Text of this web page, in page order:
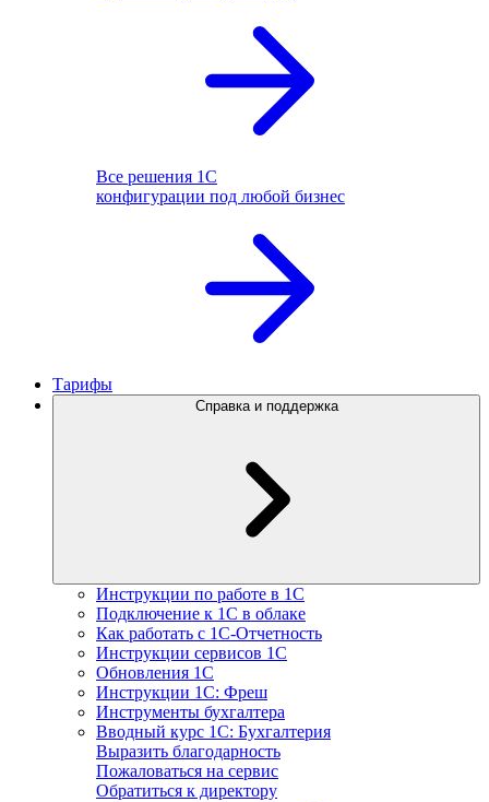
Все решения 1С
конфигурации под любой бизнес
Тарифы
Справка и поддержка
Инструкции по работе в 1С
Подключение к 1С в облаке
Как работать с 1С‑Отчетность
Инструкции сервисов 1С
Обновления 1С
Инструкции 1С: Фреш
Инструменты бухгалтера
Вводный курс 1С: Бухгалтерия
Выразить благодарность
Пожаловаться на сервис
Обратиться к директору